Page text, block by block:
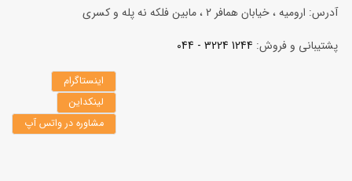
آدرس: ارومیه ، خیابان همافر 2 ، مابين فلكه نه پله و کسری
پشتیبانی و فروش: 1244 3224 - 044
اینستاگرام
لینکداین
مشاوره در واتس آپ